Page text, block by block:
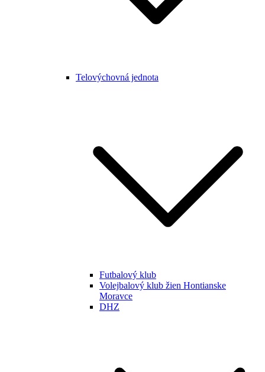
Telovýchovná jednota
Futbalový klub
Volejbalový klub žien Hontianske
Moravce
DHZ